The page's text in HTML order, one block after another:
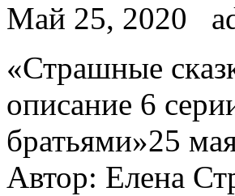
Май 25, 2020
«Стрaшныe
описание 6
братьями»25
Автор: Елена